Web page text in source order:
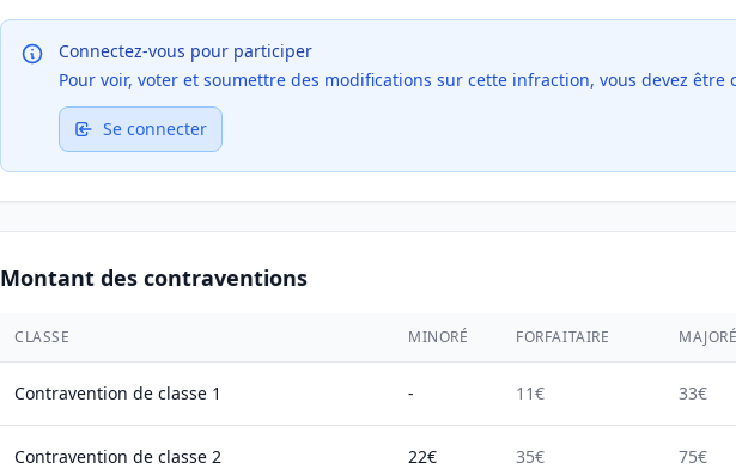
Connectez-vous pour participer
Pour voir, voter et soumettre des modifications sur cette infraction, vous devez être
Se connecter
Montant des contraventions
CLASSE MINORÉ FORFAITAIRE MAJORÉ
Contravention de classe 1 - 11€ 33€
Contravention de classe 2 22€ 35€ 75€